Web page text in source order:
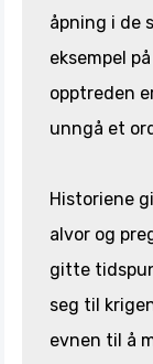
åpning i de
eksempel
opptreden
unngå et
Historiene
alvor og
gitte
seg til
evnen til å